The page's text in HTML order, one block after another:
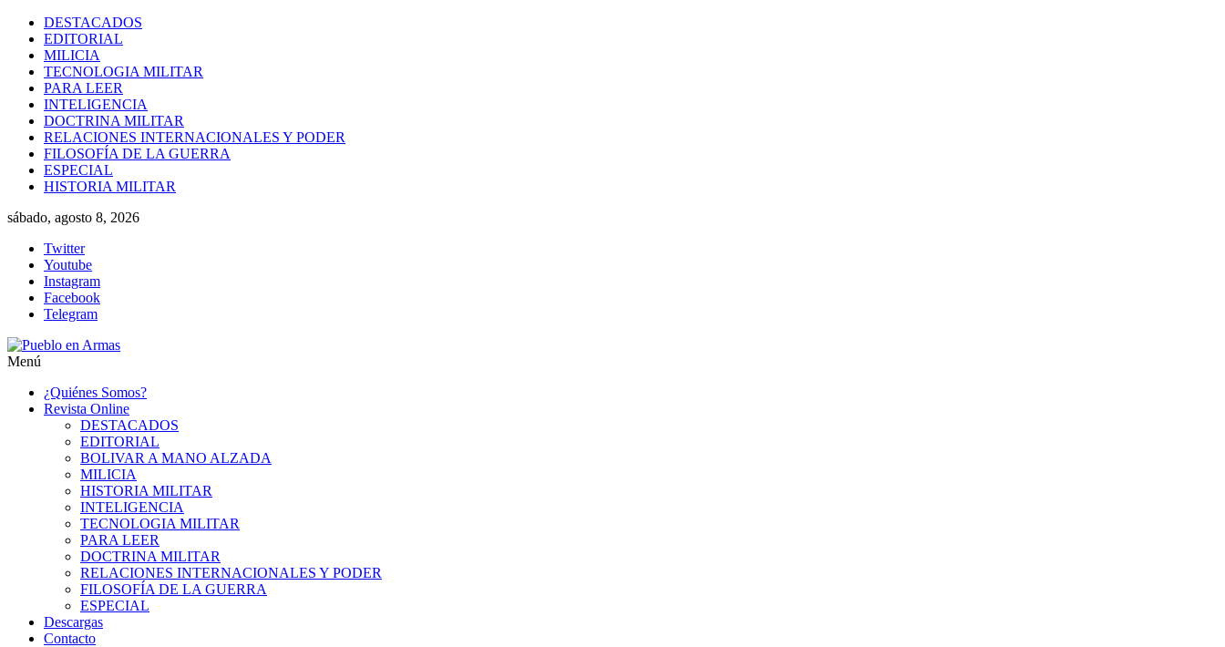
Saltar
contenido
DESTACADOS
EDITORIAL
MILICIA
TECNOLOGIA MILITAR
PARA LEER
INTELIGENCIA
DOCTRINA MILITAR
RELACIONES INTERNACIONALES Y PODER
FILOSOFÍA DE LA GUERRA
ESPECIAL
HISTORIA MILITAR
sábado, agosto 8, 2026
Twitter
Youtube
Instagram
Facebook
Telegram
Armas
Menú
¿Quiénes Somos?
Revista Online
DESTACADOS
EDITORIAL
BOLIVAR A MANO ALZADA
MILICIA
HISTORIA MILITAR
INTELIGENCIA
TECNOLOGIA MILITAR
PARA LEER
DOCTRINA MILITAR
RELACIONES INTERNACIONALES Y PODER
FILOSOFÍA DE LA GUERRA
ESPECIAL
Descargas
Contacto